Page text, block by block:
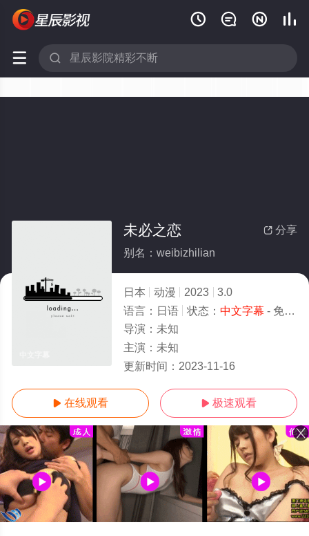
   
 
 分享
未必之恋
别名：weibizhilian
日本 动漫 2023
3.0
语言： 日语 状态： 中文字幕 - 免费在线观看
导演： 未知
主演： 未知
更新时间： 2023-11-16
 在线观看  极速观看